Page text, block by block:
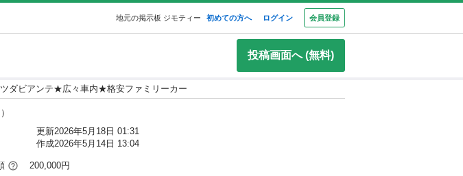
地元の掲示板 ジモティー 初めての方へ ログイン 会員登録
投稿画面へ (無料)
ダビアンテ★広々車内★格安ファミリーカー
更新2026年5月18日 01:31
作成2026年5月14日 13:04
200,000円